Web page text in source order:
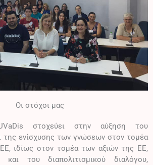
Οι στόχοι μας
στοχεύει στην αύξηση του
της ενίσχυσης των γνώσεων στον τομέα
ιδίως στον τομέα των αξιών της ΕΕ,
του διαπολιτισμικού διαλόγου,